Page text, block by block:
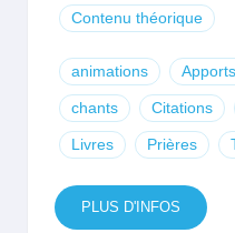
Contenu théorique
animations
chants Citations
Livres Prières
PLUS D'INFOS